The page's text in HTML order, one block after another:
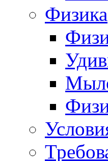
Физика